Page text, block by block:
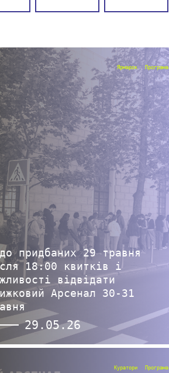
Ярмарок Програма
придбаних 29 травня
18:00 квитків і
відвідати
Арсенал 30-31
29.05.26
Куратори Програма